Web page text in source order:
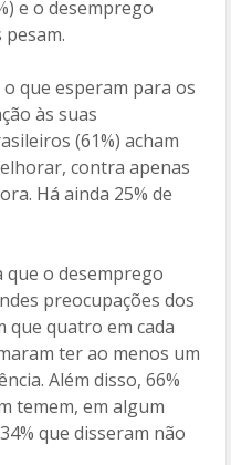
e o desemprego
que esperam para os
às suas
(61%) acham
contra apenas
Há ainda 25% de
o desemprego
preocupações dos
que quatro em cada
ter ao menos um
Além disso, 66%
temem, em algum
que disseram não